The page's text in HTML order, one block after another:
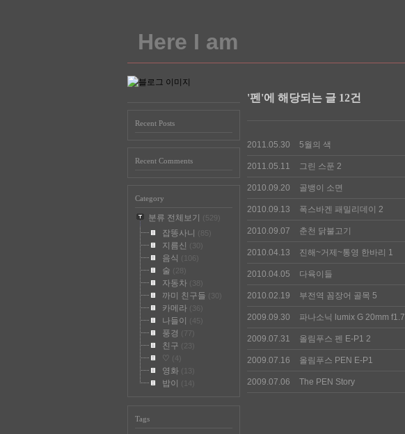
Here I am
Recent Posts
Recent Comments
Category
분류 전체보기 (529)
잡똥사니 (85)
지름신 (30)
음식 (106)
술 (28)
자동차(38)
까미 친구들 (30)
카메라(36)
나들이 (45)
풍경 (77)
친구 (23)
♡ (4)
영화(13)
밥이 (14)
Tags
'펜'에 해당되는 글 12건
2011.05.30 5월의 색
2011.05.11 그린 스푼 2
2010.09.20 골뱅이 소면
2010.09.13 폭스바겐 패밀리데이 2
2010.09.07 춘천 닭불고기
2010.04.13 진해~거제~통영 한바리 1
2010.04.05 다육이들
2010.02.19 부전역 꼼장어 골목 5
2009.09.30 파나소닉 lumix G 20mm f1.7
2009.07.31 올림푸스 펜 E-P1 2
2009.07.16 올림푸스 PEN E-P1
2009.07.06 The PEN Story